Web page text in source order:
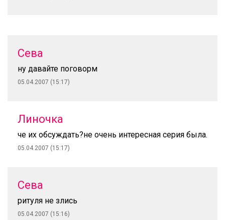
Сева
ну давайте поговорм
05.04.2007 (15:17)
Линочка
че их обсуждать?не очень интересная серия была.
05.04.2007 (15:17)
Сева
ритуля не злись
05.04.2007 (15:16)